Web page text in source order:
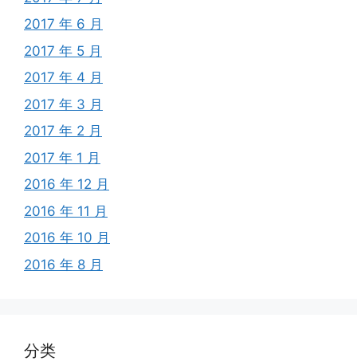
2017 年 6 月
2017 年 5 月
2017 年 4 月
2017 年 3 月
2017 年 2 月
2017 年 1 月
2016 年 12 月
2016 年 11 月
2016 年 10 月
2016 年 8 月
分类